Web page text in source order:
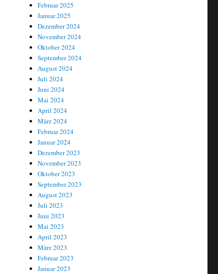
Februar 2025
Januar 2025
Dezember 2024
November 2024
Oktober 2024
September 2024
August 2024
Juli 2024
Juni 2024
Mai 2024
April 2024
März 2024
Februar 2024
Januar 2024
Dezember 2023
November 2023
Oktober 2023
September 2023
August 2023
Juli 2023
Juni 2023
Mai 2023
April 2023
März 2023
Februar 2023
Januar 2023